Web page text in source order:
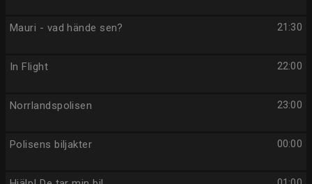
21:30
Mauri - vad hände sen?
22:00
In Flight
23:00
Norrlandspolisen
00:00
Polisens biljakter